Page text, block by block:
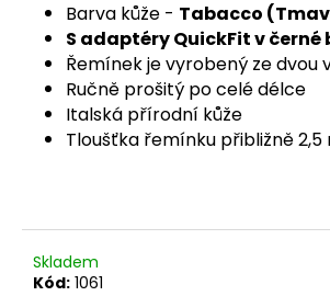
Barva kůže - Tabacco
S adaptéry QuickFit v černé
Řemínek je vyrobený ze dvou
Ručně prošitý po celé délce
Italská přírodní kůže
Tloušťka řemínku přibližně 2,5
Skladem
Kód: 1061
č
u